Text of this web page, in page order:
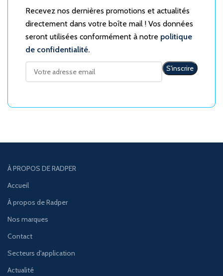
Recevez nos dernières promotions et actualités
directement dans votre boîte mail ! Vos données
seront utilisées conformément à notre politique
de confidentialité.
À PROPOS DE RADPER
Accueil
À propos de Radper
Nos marques
Contact
Secteurs d'application
Actualité